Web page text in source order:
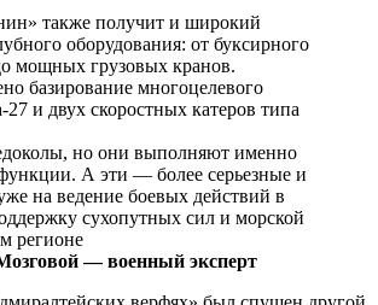
также получит и широкий
оборудования: от буксирного
мощных грузовых кранов.
базирование многоцелевого
27 и двух скоростных катеров типа
но они выполняют именно
А эти — более серьезные и
на ведение боевых действий в
сухопутных сил и морской
регионе
— военный эксперт